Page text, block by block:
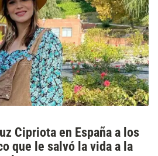
Cipriota en España a los
que le salvó la vida a la